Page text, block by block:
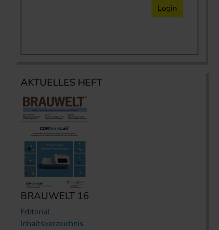
Login
AKTUELLES HEFT
BRAUWELT 16
Editorial
Inhaltsverzeichnis